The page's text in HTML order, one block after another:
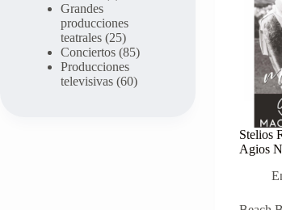
Stelios
Agios
Grandes
producciones
teatrales (25)
Conciertos (85)
Producciones
televisivas (60)